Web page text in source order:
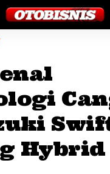
Hybrid